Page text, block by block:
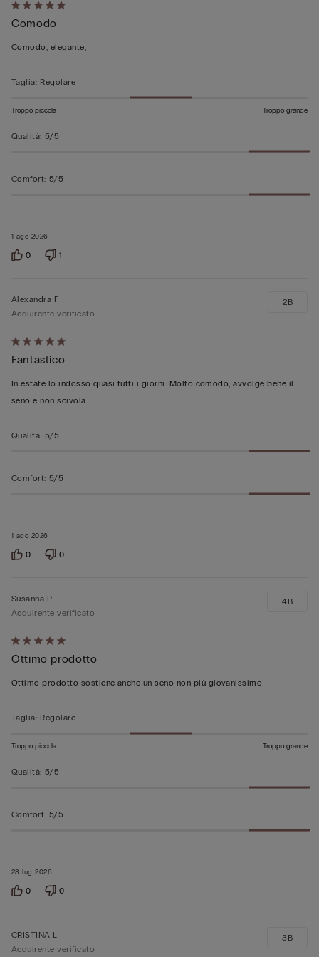
Valutato
5
su
1 ago 2026
Comodo
Comodo, elegante,
Taglia: Regolare
Troppo piccola Troppo grande
Qualità: 5/5
Comfort: 5/5
0 1
Valutato
5
su
5
1 ago 2026
Alexandra F
Acquirente verificato
Fantastico
In estate lo indosso quasi tutti i giorni. Molto comodo, avvolge bene il
seno e non scivola.
2B
Qualità: 5/5
Comfort: 5/5
0 0
Valutato
5
su
28 lug 2026
Susanna P
Acquirente verificato
Ottimo prodotto
Ottimo prodotto sostiene anche un seno non più giovanissimo
4B
Taglia: Regolare
Troppo piccola Troppo grande
Qualità: 5/5
Comfort: 5/5
0 0
CRISTINA L
Acquirente verificato
3B